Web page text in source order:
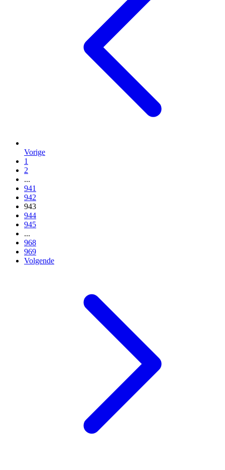
Vorige
1
2
...
941
942
943
944
945
...
968
969
Volgende